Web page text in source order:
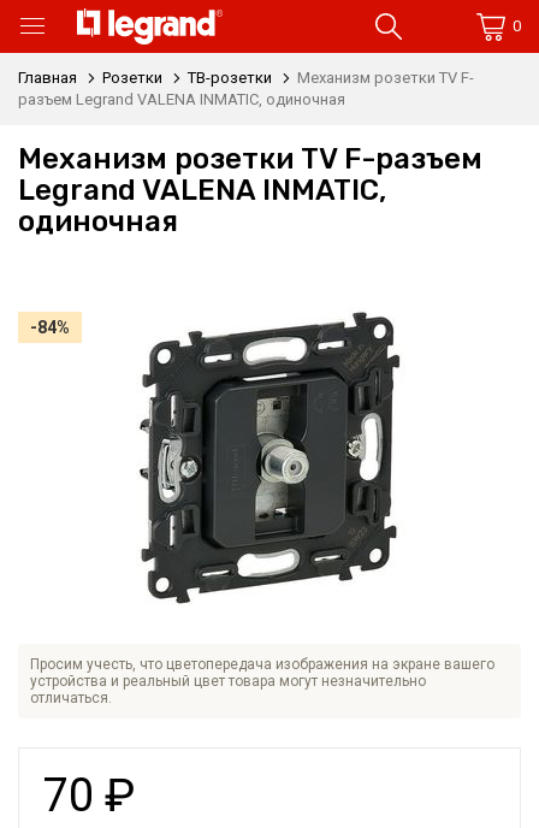
0
Главная Розетки ТВ-розетки
Механизм розетки TV F-
разъем Legrand VALENA INMATIC, одиночная
Механизм розетки TV F-разъем
Legrand VALENA INMATIC,
одиночная
Просим учесть, что цветопередача изображения на экране вашего
устройства и реальный цвет товара могут незначительно
отличаться.
-84%
70 ₽